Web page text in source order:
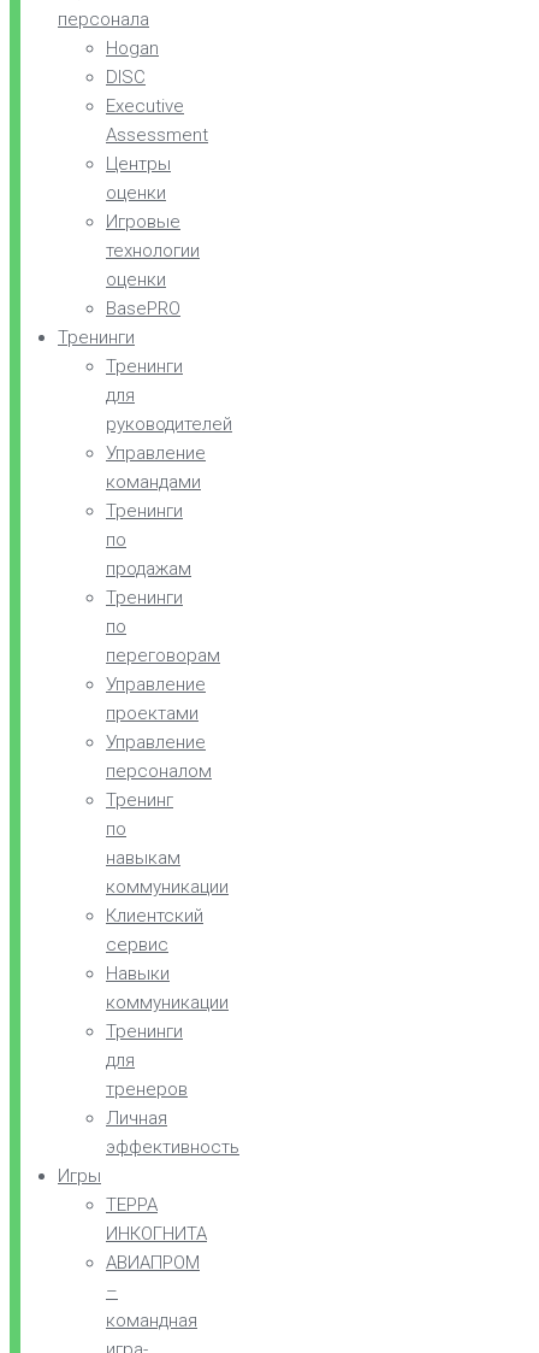
персонала
Hogan
DISC
Executive
Assessment
Центры
оценки
Игровые
технологии
оценки
BasePRO
Тренинги
Тренинги
для
руководителей
Управление
командами
Тренинги
по
продажам
Тренинги
по
переговорам
Управление
проектами
Управление
персоналом
Тренинг
по
навыкам
коммуникации
Клиентский
сервис
Навыки
коммуникации
Тренинги
для
тренеров
Личная
эффективность
Игры
ТЕРРА
ИНКОГНИТА
АВИАПРОМ
–
командная